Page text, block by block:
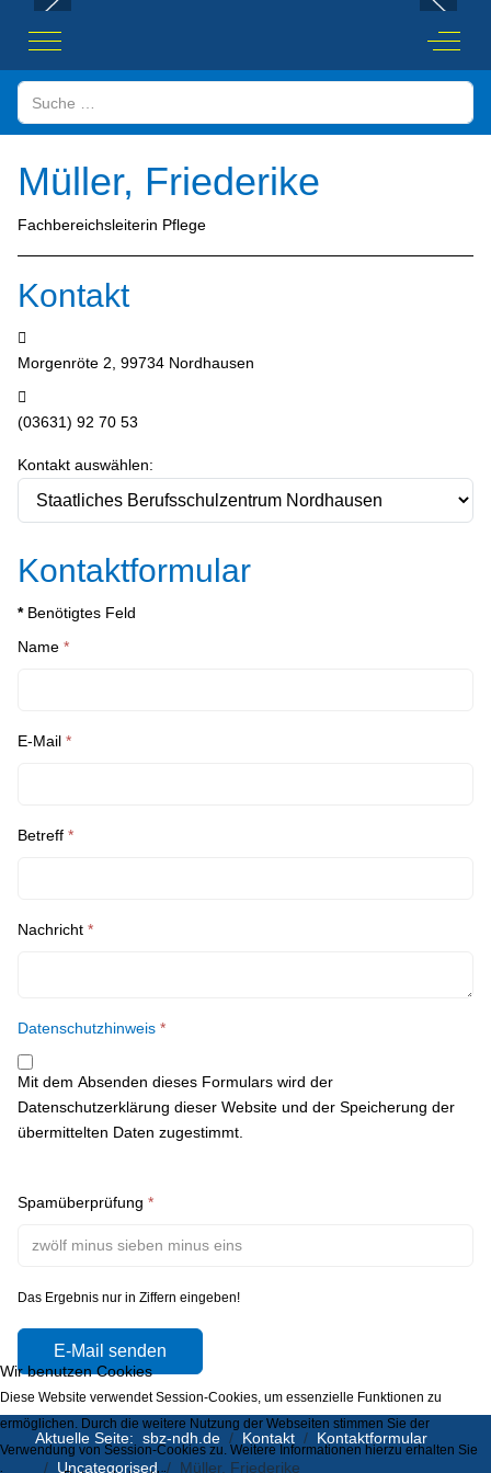
Mobile Menu Toggle Off-
Suchen
Müller, Friederike
Fachbereichsleiterin Pflege
Kontakt
Morgenröte 2, 99734 Nordhausen
(03631) 92 70 53
Kontakt auswählen:
Kontaktformular
*Benötigtes Feld
Name *
E-Mail *
Betreff *
Nachricht *
Datenschutzhinweis *
Mit dem Absenden dieses Formulars wird der
Datenschutzerklärung dieser Website und der Speicherung der
übermittelten Daten zugestimmt.
Spamüberprüfung*
Das Ergebnis nur in Ziffern eingeben!
E-Mail senden
Aktuelle Seite:sbz-ndh.de Kontakt
Kontaktformular
Uncategorised
Müller, Friederike
Wir benutzen Cookies
Diese Website verwendet Session-Cookies, um essenzielle Funktionen zu
ermöglichen. Durch die weitere Nutzung der Webseiten stimmen Sie der
Verwendung von Session-Cookies zu. Weitere Informationen hierzu erhalten Sie